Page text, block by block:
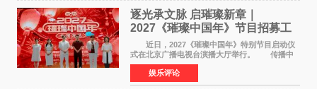
逐光承文脉 启璀璨新章｜
2027《璀璨中国年》节目招募工
作圆满启动
近日，2027《璀璨中国年》特别节目启动仪
式在北京广播电视台演播大厅举行。 传播中
华优秀传统文化，弘扬纯正国风艺术，打造高规
格、高质感、正能量的文艺盛典，是璀璨中国年
矢志不渝的初心
娱乐评论